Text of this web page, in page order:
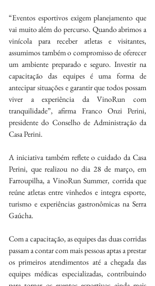
“Eventos esportivos exigem planejamento que
vai muito além do percurso. Quando abrimos a
vinícola para receber atletas e visitantes,
assumimos também o compromisso de oferecer
um ambiente preparado e seguro. Investir na
capacitação das equipes é uma forma de
antecipar situações e garantir que todos possam
viver a experiência da VinoRun com
tranquilidade”, afirma Franco Onzi Perini,
presidente do Conselho de Administração da
Casa Perini.
A iniciativa também reflete o cuidado da Casa
Perini, que realizou no dia 28 de março, em
Farroupilha, a VinoRun Summer, corrida que
reúne atletas entre vinhedos e integra esporte,
turismo e experiências gastronômicas na Serra
Gaúcha.
Com a capacitação, as equipes das duas corridas
passam a contar com mais pessoas aptas a prestar
os primeiros atendimentos até a chegada das
equipes médicas especializadas, contribuindo